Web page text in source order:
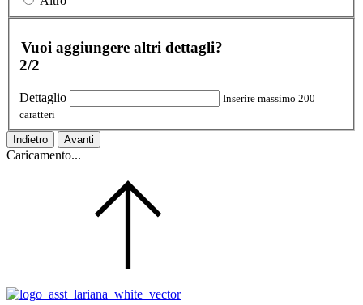
Vuoi aggiungere altri dettagli?
2/2
Dettaglio
Inserire massimo 200
caratteri
Indietro Avanti
Caricamento...